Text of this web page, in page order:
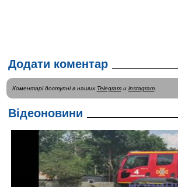
Додати коментар
Коментарі доступні в наших Telegramи instagram.
Відеоновини